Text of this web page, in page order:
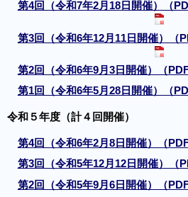
第4回（令和7年2月18日開催）（
第3回（令和6年12月11日開催）（
第2回（令和6年9月3日開催）（
第1回（令和6年5月28日開催）（
令和５年度（計４回開催）
第4回（令和6年2月8日開催）（
第3回（令和5年12月12日開催）（
第2回（令和5年9月6日開催）（